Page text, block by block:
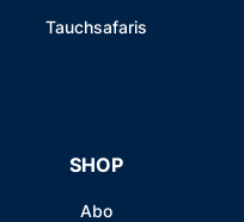
Tauchsafaris
SHOP
Abo